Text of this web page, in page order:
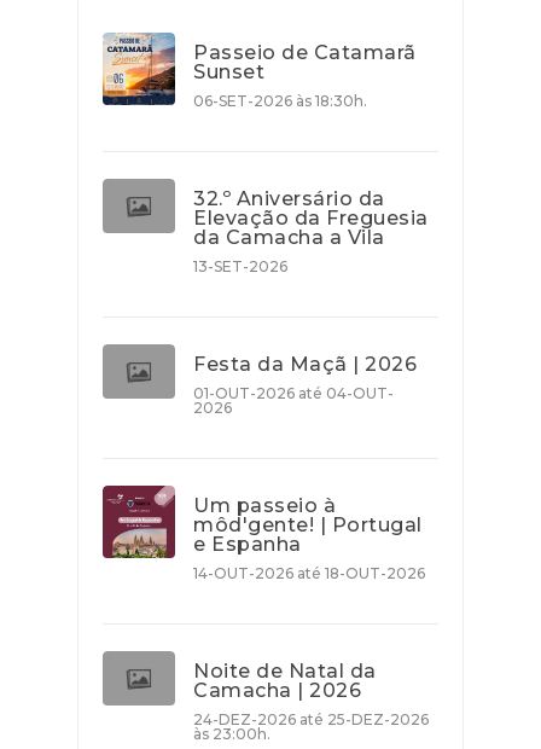
Passeio de Catamarã
Sunset
06-SET-2026 às 18:30h.
32.º Aniversário da
Elevação da Freguesia
da Camacha a Vila
13-SET-2026
Festa da Maçã | 2026
01-OUT-2026 até 04-OUT-
2026
Um passeio à
môd'gente! | Portugal
e Espanha
14-OUT-2026 até 18-OUT-2026
Noite de Natal da
Camacha | 2026
24-DEZ-2026 até 25-DEZ-2026
às 23:00h.